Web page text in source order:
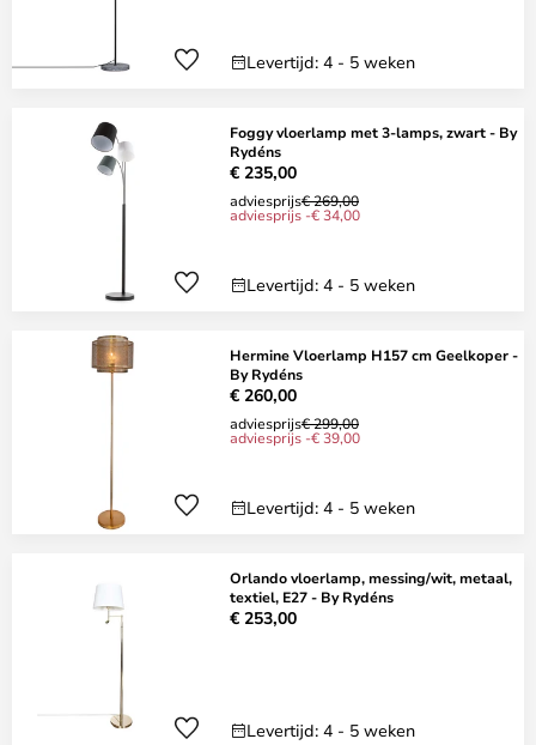
Levertijd: 4 - 5 weken
Foggy vloerlamp met 3-lamps, zwart - By
Rydéns
€ 235,00
adviesprijs€ 269,00
adviesprijs -€ 34,00
Levertijd: 4 - 5 weken
Hermine Vloerlamp H157 cm Geelkoper -
By Rydéns
€ 260,00
adviesprijs€ 299,00
adviesprijs -€ 39,00
Levertijd: 4 - 5 weken
Orlando vloerlamp, messing/wit, metaal,
textiel, E27 - By Rydéns
€ 253,00
Levertijd: 4 - 5 weken